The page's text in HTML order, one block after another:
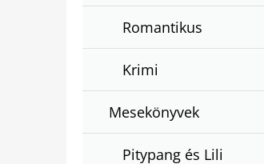
Romantikus
Krimi
Mesekönyvek
Pitypang és Lili